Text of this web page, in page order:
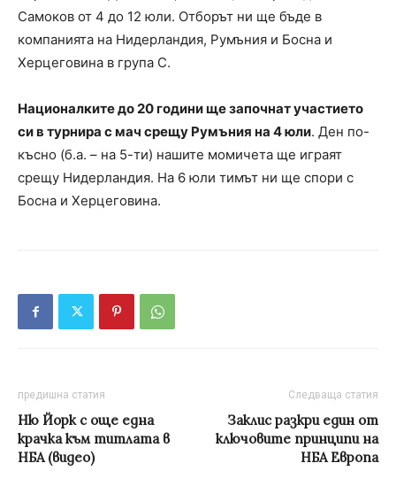
Самоков от 4 до 12 юли. Отборът ни ще бъде в
компанията на Нидерландия, Румъния и Босна и
Херцеговина в група C.
Националките до 20 години ще започнат участието
си в турнира с мач срещу Румъния на 4 юли. Ден по-
късно (б.а. – на 5-ти) нашите момичета ще играят
срещу Нидерландия. На 6 юли тимът ни ще спори с
Босна и Херцеговина.
предишна статия
Ню Йорк с още една
крачка към титлата в
НБА (видео)
Следваща статия
Заклис разкри един от
ключовите принципи на
НБА Европа